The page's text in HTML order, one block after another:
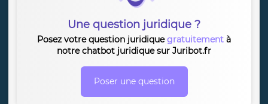
Une question juridique ?
Posez votre question juridiquegratuitement à
notre chatbot juridique sur Juribot.fr
Poser une question